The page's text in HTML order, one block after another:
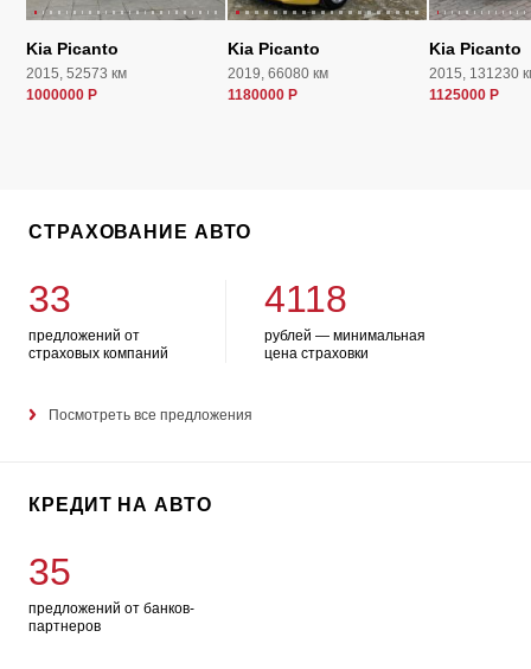
Kia Picanto
2015, 52573 км
1000000 Р
Kia Picanto
2019, 66080 км
1180000 Р
Kia Picanto
2015, 131230
1125000 Р
СТРАХОВАНИЕ АВТО
33
предложений от
страховых компаний
4118
рублей — минимальная
цена страховки
Посмотреть все предложения
КРЕДИТ НА АВТО
35
предложений от банков-
партнеров